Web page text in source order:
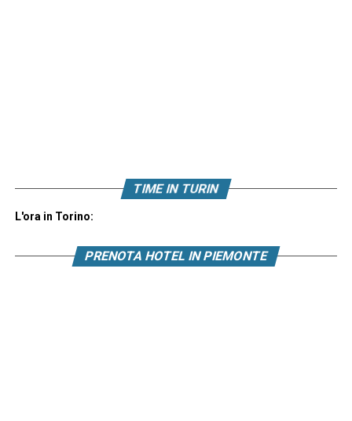
TIME IN TURIN
L'ora in Torino:
PRENOTA HOTEL IN PIEMONTE